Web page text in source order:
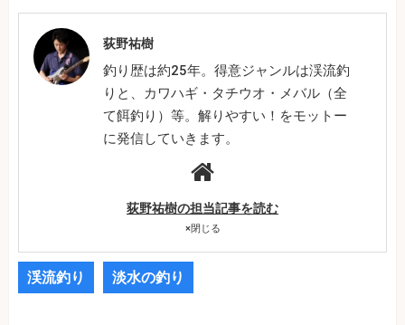
荻野祐樹
釣り歴は約25年。得意ジャンルは渓流釣
りと、カワハギ・タチウオ・メバル（全
て餌釣り）等。解りやすい！をモットー
に発信していきます。
荻野祐樹の担当記事を読む
×閉じる
渓流釣り 淡水の釣り